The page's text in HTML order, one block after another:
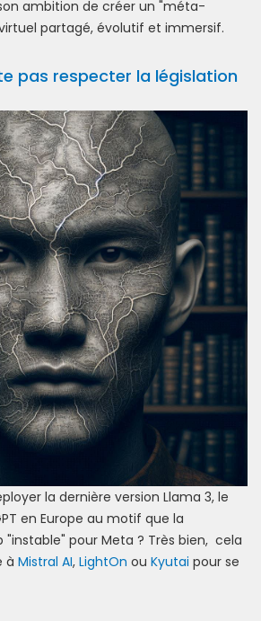
ambition de créer un "méta-
partagé, évolutif et immersif.
pas respecter la législation
la dernière version Llama 3, le
en Europe au motif que la
"instable" pour Meta ? Très bien, cela
à Mistral AI, LightOn ou Kyutai pour se